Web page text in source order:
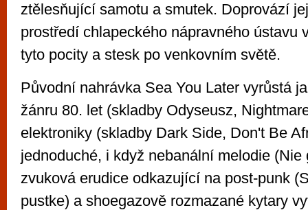
ztělesňující samotu a smutek. Doprovází
prostředí chlapeckého nápravného ústavu
tyto pocity a stesk po venkovním světě.
Původní nahrávka Sea You Later vyrůstá
žánru 80. let (skladby Odyseusz,
elektroniky (skladby Dark Side, Don't Be
jednoduché, i když nebanální melodie (Nie
zvuková erudice odkazující na post-punk
pustke) a shoegazově rozmazané kytary